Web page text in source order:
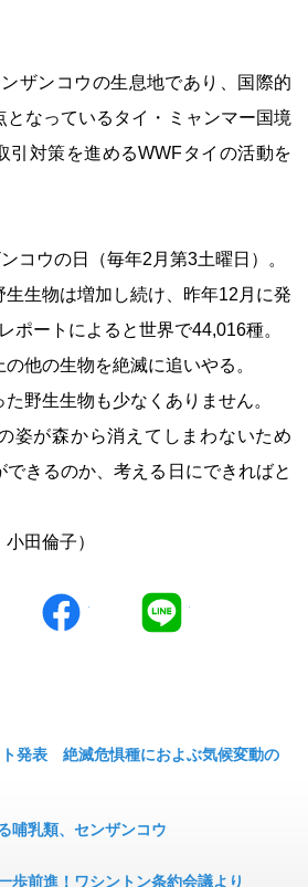
ザンコウの生息地であり、国際的
となっているタイ・ミャンマー国境
引対策を進めるWWFタイの活動を
コウの日（毎年2月第3土曜日）。
生物は増加し続け、昨年12月に発
ポートによると世界で44,016種。
他の生物を絶滅に追いやる。
野生生物も少なくありません。
姿が森から消えてしまわないため
きるのか、考える日にできればと
田倫子）
facebook
発表 絶滅危惧種におよぶ気候変動の
哺乳類、センザンコウ
歩前進！ワシントン条約会議より